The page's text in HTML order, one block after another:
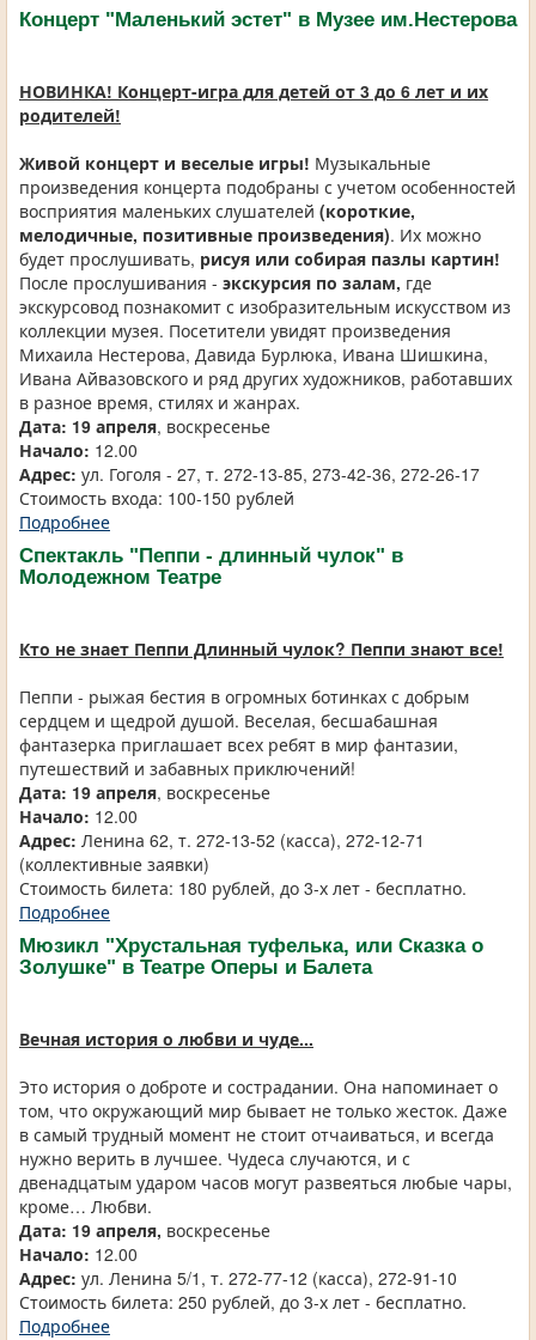
Концерт "Маленький эстет" в Музее им.Нестерова
НОВИНКА! Концерт-игра для детей от 3 до 6 лет и их
родителей!
Живой концерт и веселые игры! Музыкальные
произведения концерта подобраны с учетом особенностей
восприятия маленьких слушателей (короткие,
мелодичные, позитивные произведения). Их можно
будет прослушивать, рисуя или собирая пазлы картин!
После прослушивания - экскурсия по залам, где
экскурсовод познакомит с изобразительным искусством из
коллекции музея. Посетители увидят произведения
Михаила Нестерова, Давида Бурлюка, Ивана Шишкина,
Ивана Айвазовского и ряд других художников, работавших
в разное время, стилях и жанрах.
Дата: 19 апреля, воскресенье
Начало: 12.00
Адрес: ул. Гоголя - 27, т. 272-13-85, 273-42-36, 272-26-17
Стоимость входа: 100-150 рублей
Подробнее
Спектакль "Пеппи - длинный чулок" в
Молодежном Театре
Кто не знает Пеппи Длинный чулок? Пеппи знают все!
Пеппи - рыжая бестия в огромных ботинках с добрым
сердцем и щедрой душой. Веселая, бесшабашная
фантазерка приглашает всех ребят в мир фантазии,
путешествий и забавных приключений!
Дата: 19 апреля, воскресенье
Начало: 12.00
Адрес: Ленина 62, т. 272-13-52 (касса), 272-12-71
(коллективные заявки)
Стоимость билета: 180 рублей, до 3-х лет - бесплатно.
Подробнее
Мюзикл "Хрустальная туфелька, или Сказка о
Золушке" в Театре Оперы и Балета
Вечная история о любви и чуде...
Это история о доброте и сострадании. Она напоминает о
том, что окружающий мир бывает не только жесток. Даже
в самый трудный момент не стоит отчаиваться, и всегда
нужно верить в лучшее. Чудеса случаются, и с
двенадцатым ударом часов могут развеяться любые чары,
кроме… Любви.
Дата: 19 апреля, воскресенье
Начало: 12.00
Адрес: ул. Ленина 5/1, т. 272-77-12 (касса), 272-91-10
Стоимость билета: 250 рублей, до 3-х лет - бесплатно.
Подробнее